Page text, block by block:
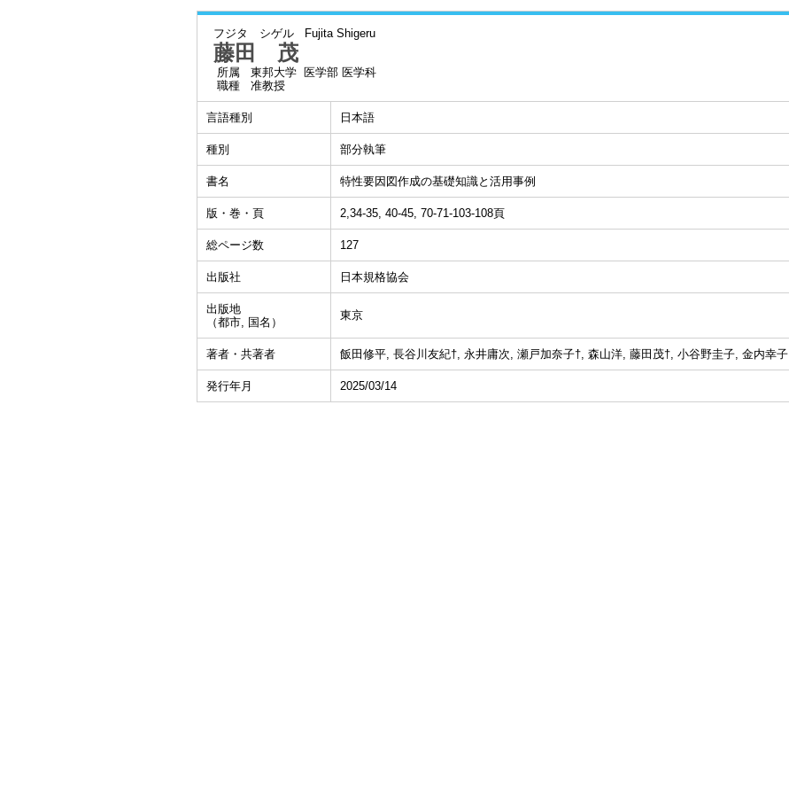
フジタ シゲル Fujita Shigeru
藤田 茂
所属
東邦大学 医学部 医学科
職種
准教授
言語種別 日本語
種別 部分執筆
書名 特性要因図作成の基礎知識と活用事例
版・巻・頁 2,34-35, 40-45, 70-71-103-108頁
総ページ数 127
出版社 日本規格協会
出版地
（都市, 国名）
東京
著者・共著者 飯田修平, 長谷川友紀†, 永井庸次, 瀬戸加奈子†, 森山洋, 藤田茂†, 小谷野圭子, 金内幸子
発行年月 2025/03/14